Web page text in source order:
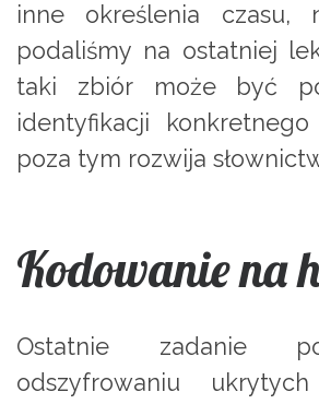
inne określenia
podaliśmy na ostatniej
taki zbiór może być
identyfikacji
poza tym rozwija
Kodowanie na
Ostatnie zadanie
odszyfrowaniu